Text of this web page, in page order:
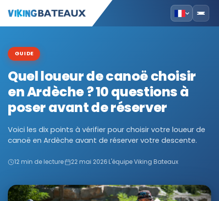
GUIDE
Quel loueur de canoë choisir
en Ardèche ? 10 questions à
poser avant de réserver
Voici les dix points à vérifier pour choisir votre loueur de
canoë en Ardèche avant de réserver votre descente.
12 min de lecture· 22 mai 2026·L'équipe Viking Bateaux